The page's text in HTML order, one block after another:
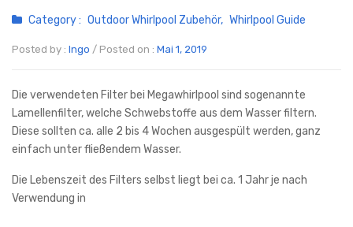
Category : Outdoor Whirlpool Zubehör, Whirlpool Guide
Posted by : Ingo / Posted on : Mai 1, 2019
Die verwendeten Filter bei Megawhirlpool sind sogenannte
Lamellenfilter, welche Schwebstoffe aus dem Wasser filtern.
Diese sollten ca. alle 2 bis 4 Wochen ausgespült werden, ganz
einfach unter fließendem Wasser.
Die Lebenszeit des Filters selbst liegt bei ca. 1 Jahr je nach
Verwendung in